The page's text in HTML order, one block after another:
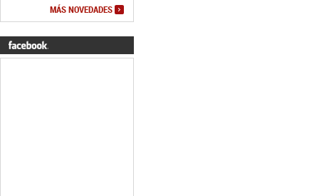
MÁS NOVEDADES